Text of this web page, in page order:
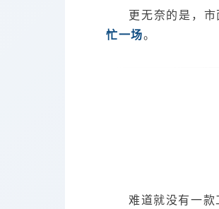
更无奈的是，
忙一场。
难道就没有一